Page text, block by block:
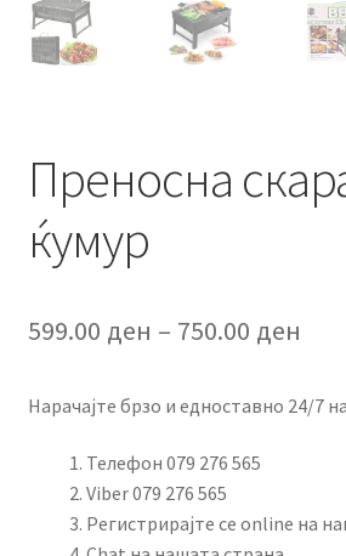
Преносна
ќумур
599.00 ден – 750.00 ден
Нарачајте брзо и едноставно 24/7
Телефон 079 276 565
Viber 079 276 565
Регистрирајте се online на